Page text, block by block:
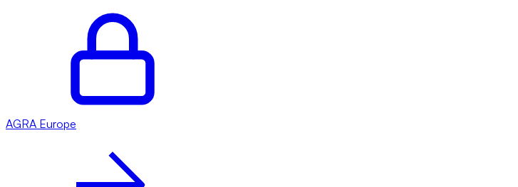
AGRA Europe